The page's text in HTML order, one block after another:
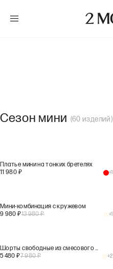
Сезон мини (60 изделий )
Платье мини на тонких бретелях
11 980 ₽ +1
Мини-комбинация с кружевом
9 980 ₽13 980₽ +1
Шорты свободные из смесового льна
5 480 ₽7 980₽ +2